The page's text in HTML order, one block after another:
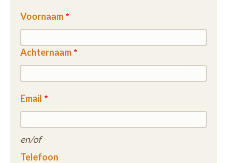
Voornaam
Achternaam
Email
en/of
Telefoon